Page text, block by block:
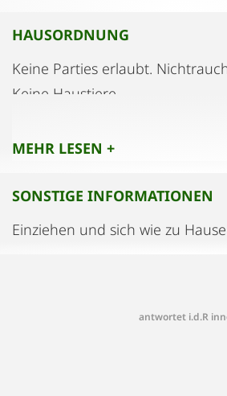
HAUSORDNUNG
Keine Parties erlaubt.
Keine Haustiere.
MEHR LESEN +
SONSTIGE INFORMATIONEN
Einziehen und sich wie zu
antwortet i.d.R